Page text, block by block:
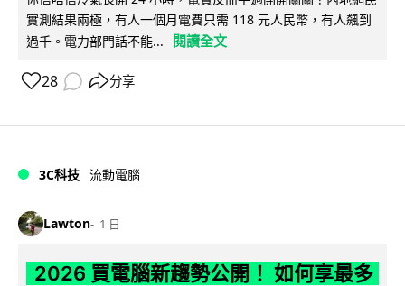
實測結果兩極，有人一個月電費只需 118 元人民幣，有人飆到
過千。電力部門話不能...
閱讀全文
28 分享
3C科技 流動電腦
Lawton 1 日
2026 買電腦新趨勢公開！ 如何享最多